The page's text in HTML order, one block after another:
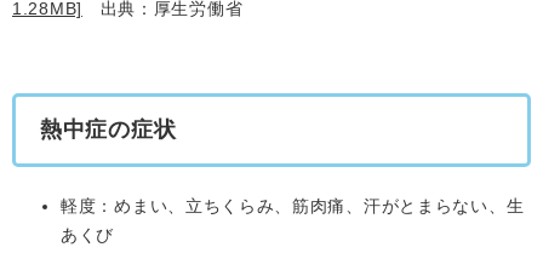
1.28MB] 出典：厚生労働省
熱中症の症状
軽度：めまい、立ちくらみ、筋肉痛、汗がとまらない、生
あくび